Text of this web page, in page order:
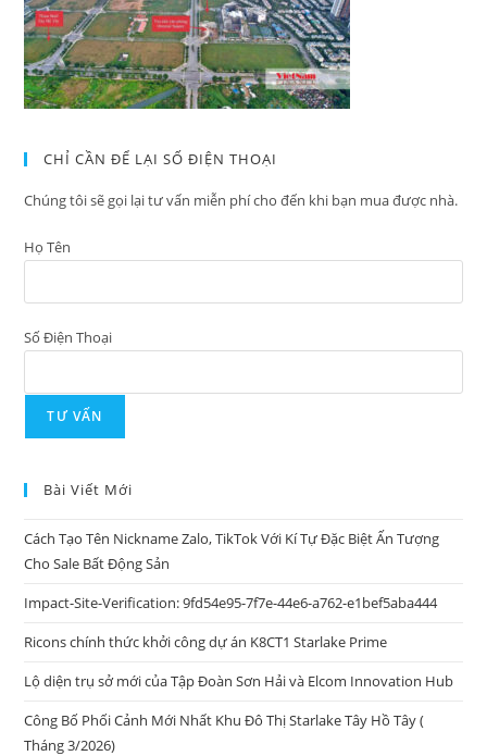
CHỈ CẦN ĐỂ LẠI SỐ ĐIỆN THOẠI
Chúng tôi sẽ gọi lại tư vấn miễn phí cho đến khi bạn mua được nhà.
Họ Tên
Số Điện Thoại
Bài Viết Mới
Cách Tạo Tên Nickname Zalo, TikTok Với Kí Tự Đặc Biệt Ấn Tượng
Cho Sale Bất Động Sản
Impact-Site-Verification: 9fd54e95-7f7e-44e6-a762-e1bef5aba444
Ricons chính thức khởi công dự án K8CT1 Starlake Prime
Lộ diện trụ sở mới của Tập Đoàn Sơn Hải và Elcom Innovation Hub
Công Bố Phối Cảnh Mới Nhất Khu Đô Thị Starlake Tây Hồ Tây (
Tháng 3/2026)